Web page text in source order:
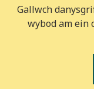
Gallwch
wybod am ein